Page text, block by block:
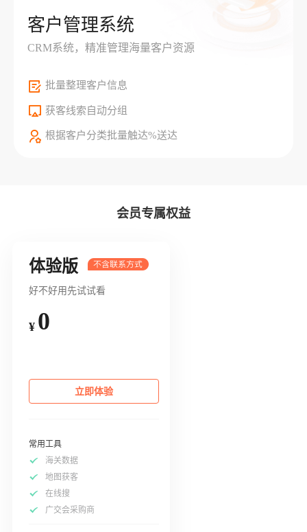
客户管理系统
CRM系统，精准管理海量客户资源
批量整理客户信息
获客线索自动分组
根据客户分类批量触达%送达
会员专属权益
体验版
好不好用先试试看
¥ 0
立即体验
常用工具
海关数据
地图获客
在线搜
广交会采购商